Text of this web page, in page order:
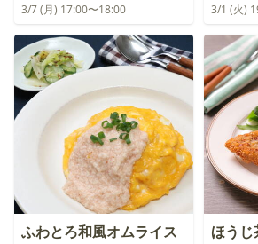
3/7 (月) 17:00〜18:00 3/1 (火)
ふわとろ和風オムライス ほう